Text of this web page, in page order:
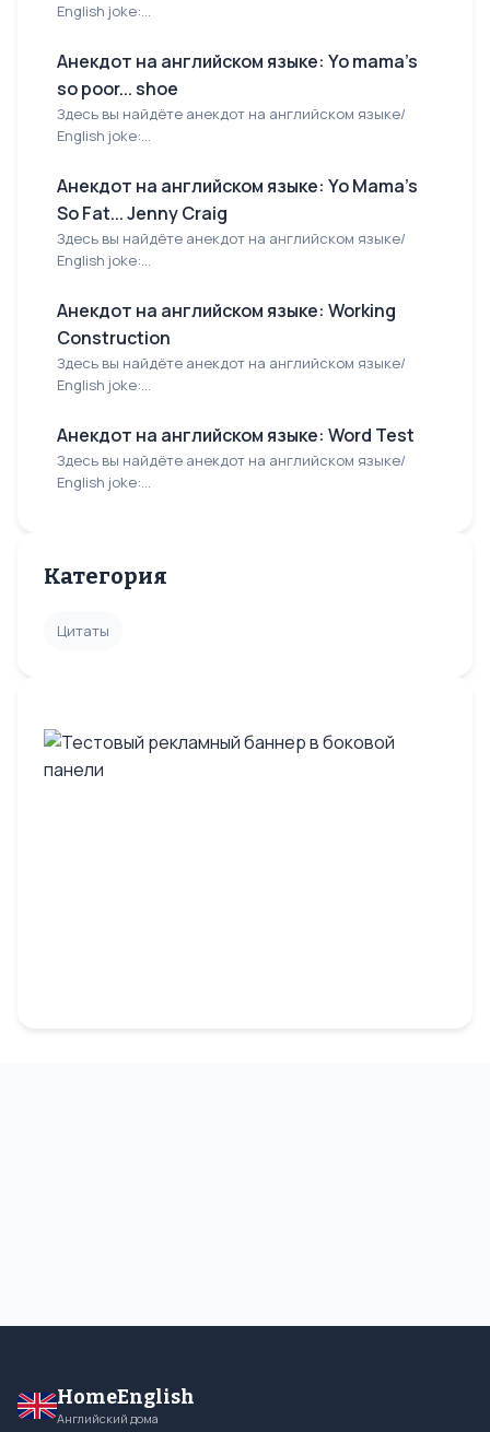
English joke:...
Анекдот на английском языке: Yo mama's
so poor... shoe
Здесь вы найдёте анекдот на английском языке/
English joke:...
Анекдот на английском языке: Yo Mama's
So Fat... Jenny Craig
Здесь вы найдёте анекдот на английском языке/
English joke:...
Анекдот на английском языке: Working
Construction
Здесь вы найдёте анекдот на английском языке/
English joke:...
Анекдот на английском языке: Word Test
Здесь вы найдёте анекдот на английском языке/
English joke:...
Категория
Цитаты
HomeEnglish
Английский дома